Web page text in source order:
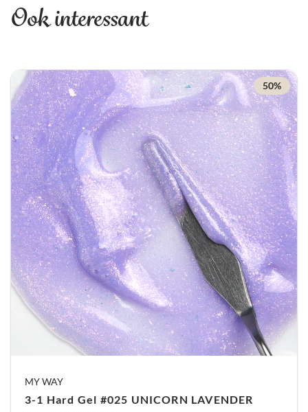
Waarom Deze Hard Gel Zo’n Gamechanger Is
voldoende structuur biedt. Het product is
bovendien zelfegaliserend, wat betekent dat je —
mits je de juiste applicatietechniek gebruikt —
nauwelijks hoeft na te vijlen. Hierdoor bespaar je
niet alleen tijd, maar blijft de natuurlijke nagel
ook zo intact mogelijk. Dit maakt de gel ideaal
voor zowel beginnende als ervaren nagelstylisten
die graag een strak resultaat willen neerzetten.
Daarnaast is deze gel voor allerlei technieken
inzetbaar. Zo kun je ermee werken op natuurlijke
nagels, upperforms én sjablonen. Met andere
woorden: één product waarmee je vrijwel elke
set kunt bouwen. Bij extreem broze nagels is een
rubber base verstandiger, maar in alle andere
gevallen biedt de 3-1 HARD GEL de perfecte
stevigheid.
product voor minder rommel en een
Ook interessant
50%
MY WAY
3-1 Hard Gel #025 UNICORN LAVENDER